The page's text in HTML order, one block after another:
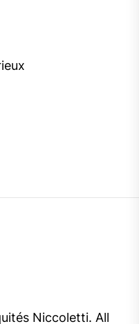
Niccoletti. All